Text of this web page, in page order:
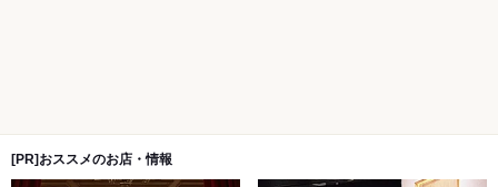
[PR]おススメのお店・情報